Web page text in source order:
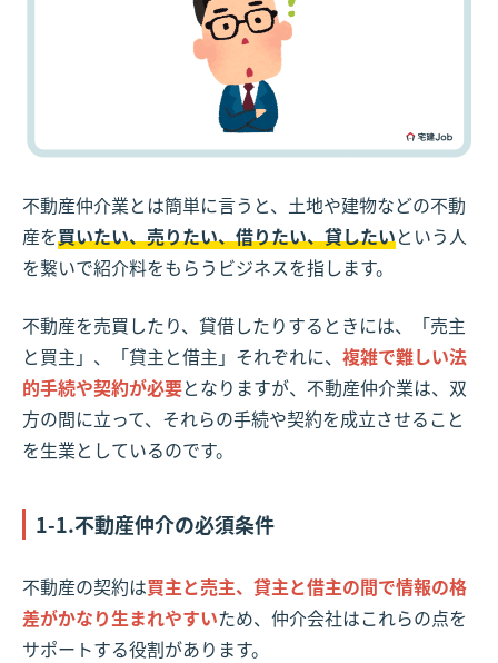
不動産仲介業とは簡単に言うと、土地や建物などの不動
産を買いたい、売りたい、借りたい、貸したいという人
を繋いで紹介料をもらうビジネスを指します。
不動産を売買したり、貸借したりするときには、「売主
と買主」、「貸主と借主」それぞれに、 複雑で難しい法
的手続や契約が必要となりますが、不動産仲介業は、双
方の間に立って、それらの手続や契約を成立させること
を生業としているのです。
1-1.不動産仲介の必須条件
不動産の契約は買主と売主、貸主と借主の間で情報の格
差がかなり生まれやすいため、仲介会社はこれらの点を
サポートする役割があります。